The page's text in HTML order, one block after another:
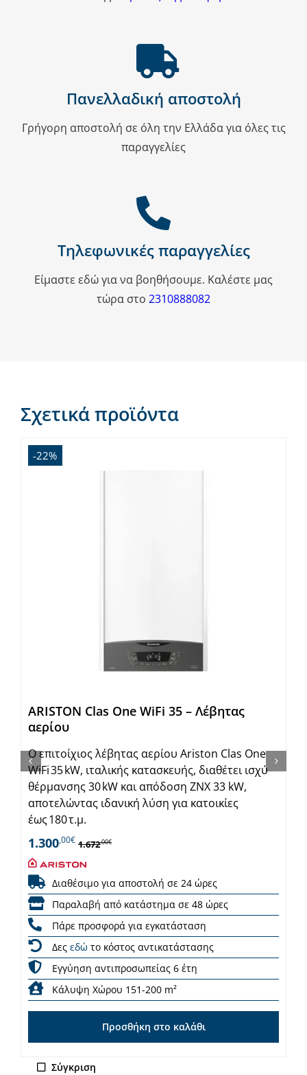
Πανελλαδική αποστολή
Γρήγορη αποστολή σε όλη την Ελλάδα για όλες τις
παραγγελίες
Τηλεφωνικές παραγγελίες
Είμαστε εδώ για να βοηθήσουμε. Καλέστε μας
τώρα στο 2310888082
Σχετικά προϊόντα
-22%
ARISTON Clas One WiFi 35 – Λέβητας
αερίου
Ο επιτοίχιος λέβητας αερίου Ariston Clas One
WiFi 35 kW, ιταλικής κατασκευής, διαθέτει ισχύ
θέρμανσης 30 kW και απόδοση ΖΝΧ 33 kW,
αποτελώντας ιδανική λύση για κατοικίες
έως 180 τ.μ.
1.300,00€ 1.672,00€
Διαθέσιμο για αποστολή σε 24 ώρες
Παραλαβή από κατάστημα σε 48 ώρες
Πάρε προσφορά για εγκατάσταση
Δες εδώ το κόστος αντικατάστασης
Εγγύηση αντιπροσωπείας 6 έτη
Κάλυψη Χώρου 151-200 m²
Προσθήκη στο καλάθι
Σύγκριση